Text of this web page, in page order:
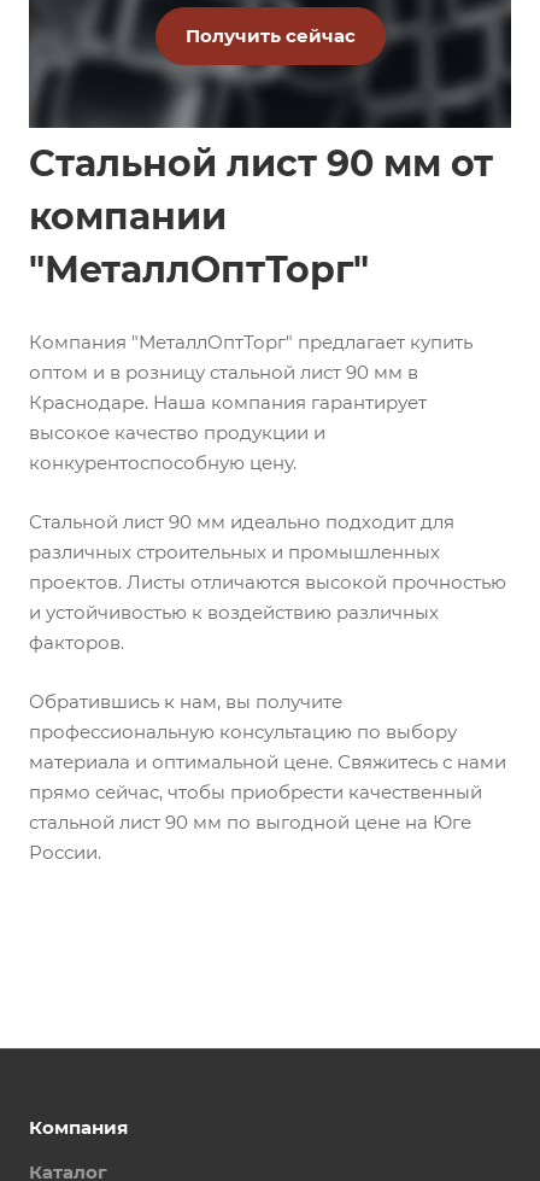
Стальной лист 90 мм от
компании
"МеталлОптТорг"
Компания "МеталлОптТорг" предлагает купить
оптом и в розницу стальной лист 90 мм в
Краснодаре. Наша компания гарантирует
высокое качество продукции и
конкурентоспособную цену.
Стальной лист 90 мм идеально подходит для
различных строительных и промышленных
проектов. Листы отличаются высокой прочностью
и устойчивостью к воздействию различных
факторов.
Обратившись к нам, вы получите
профессиональную консультацию по выбору
материала и оптимальной цене. Свяжитесь с нами
прямо сейчас, чтобы приобрести качественный
стальной лист 90 мм по выгодной цене на Юге
России.
Компания
Каталог